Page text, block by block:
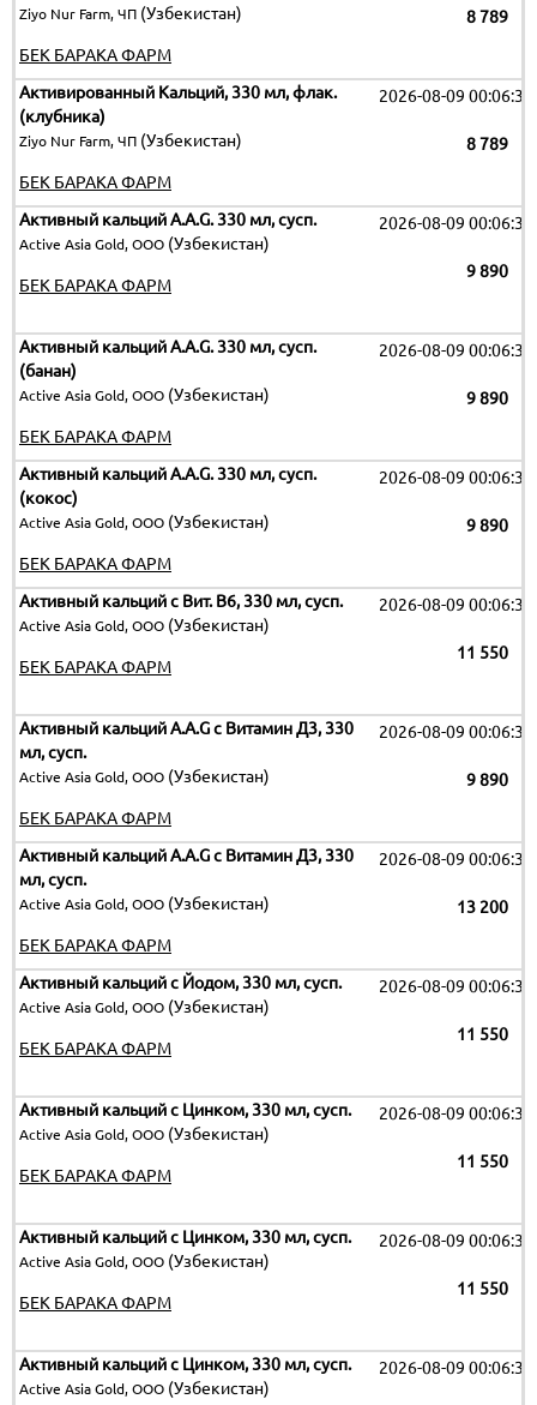
Ziyo Nur Farm, ЧП (Узбекистан)
8 789
БЕК БАРАКА ФАРМ
Активированный Кальций, 330 мл, флак.
(клубника)
Ziyo Nur Farm, ЧП (Узбекистан)
2026-08-09 00:06:32
8 789
БЕК БАРАКА ФАРМ
Активный кальций A.A.G. 330 мл, сусп.
Active Asia Gold, ООО (Узбекистан)
2026-08-09 00:06:32
9 890
БЕК БАРАКА ФАРМ
Активный кальций A.A.G. 330 мл, сусп.
(банан)
Active Asia Gold, ООО (Узбекистан)
2026-08-09 00:06:32
9 890
БЕК БАРАКА ФАРМ
Активный кальций A.A.G. 330 мл, сусп.
(кокос)
Active Asia Gold, ООО (Узбекистан)
2026-08-09 00:06:32
9 890
БЕК БАРАКА ФАРМ
Активный кальций c Вит. В6, 330 мл, сусп.
Active Asia Gold, ООО (Узбекистан)
2026-08-09 00:06:32
11 550
БЕК БАРАКА ФАРМ
Активный кальций A.A.G c Витамин Д3, 330
мл, сусп.
Active Asia Gold, ООО (Узбекистан)
2026-08-09 00:06:32
9 890
БЕК БАРАКА ФАРМ
Активный кальций A.A.G c Витамин Д3, 330
мл, сусп.
Active Asia Gold, ООО (Узбекистан)
2026-08-09 00:06:32
13 200
БЕК БАРАКА ФАРМ
Активный кальций c Йодом, 330 мл, сусп.
Active Asia Gold, ООО (Узбекистан)
2026-08-09 00:06:32
11 550
БЕК БАРАКА ФАРМ
Активный кальций c Цинком, 330 мл, сусп.
Active Asia Gold, ООО (Узбекистан)
2026-08-09 00:06:32
11 550
БЕК БАРАКА ФАРМ
Активный кальций c Цинком, 330 мл, сусп.
Active Asia Gold, ООО (Узбекистан)
2026-08-09 00:06:32
11 550
БЕК БАРАКА ФАРМ
Активный кальций c Цинком, 330 мл, сусп.
Active Asia Gold, ООО (Узбекистан)
2026-08-09 00:06:32